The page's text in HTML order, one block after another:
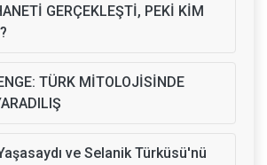
GERÇEKLEŞTİ, PEKİ KİM
TÜRK MİTOLOJİSİNDE
ve Selanik Türküsü'nü